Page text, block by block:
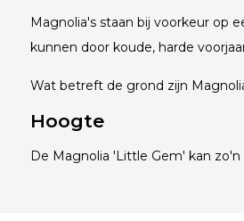
Magnolia's staan bij voorkeur op
kunnen door koude, harde
Wat betreft de grond zijn
Hoogte
De Magnolia 'Little Gem' kan